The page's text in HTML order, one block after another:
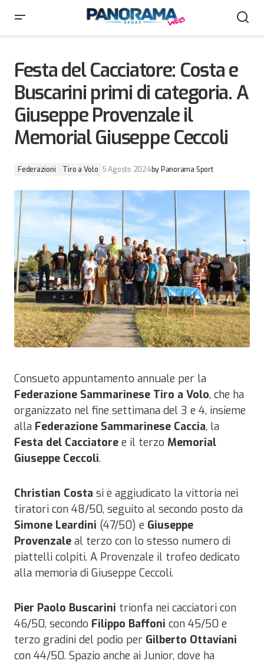
Ceccoli
Festa del Cacciatore: Costa e
Buscarini primi di categoria. A
Giuseppe Provenzale il
Memorial Giuseppe Ceccoli
Federazioni Tiro a Volo 5 Agosto 2024by Panorama Sport
Consueto appuntamento annuale per la
Federazione Sammarinese Tiro a Volo, che ha
organizzato nel fine settimana del 3 e 4, insieme
alla Federazione Sammarinese Caccia, la
Festa del Cacciatore e il terzo Memorial
Giuseppe Ceccoli.
Christian Costa si è aggiudicato la vittoria nei
tiratori con 48/50, seguito al secondo posto da
Simone Leardini (47/50) e Giuseppe
Provenzale al terzo con lo stesso numero di
piattelli colpiti. A Provenzale il trofeo dedicato
alla memoria di Giuseppe Ceccoli.
Pier Paolo Buscarini trionfa nei cacciatori con
46/50, secondo Filippo Baffoni con 45/50 e
terzo gradini del podio per Gilberto Ottaviani
con 44/50. Spazio anche ai Junior, dove ha